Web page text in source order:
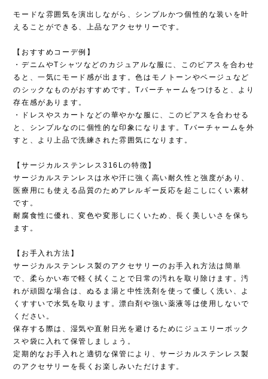
モードな雰囲気を演出しながら、シンプルかつ個性的な装いを叶
えることができる、上品なアクセサリーです。
【おすすめコーデ例】
・デニムやTシャツなどのカジュアルな服に、このピアスを合わせ
ると、一気にモード感が出ます。色はモノトーンやベージュなど
のシックなものがおすすめです。Tバーチャームをつけると、より
存在感があります。
・ドレスやスカートなどの華やかな服に、このピアスを合わせる
と、シンプルなのに個性的な印象になります。Tバーチャームを外
すと、より上品で洗練された雰囲気になります。
【サージカルステンレス316Lの特徴】
サージカルステンレスは水や汗に強く高い耐久性と強度があり、
医療用にも使える品質のためアレルギー反応を起こしにくい素材
です。
耐腐食性に優れ、変色や変形しにくいため、長く美しいさを保ち
ます。
【お手入れ方法】
サージカルステンレス製のアクセサリーのお手入れ方法は簡単
で、柔らかい布で軽く拭くことで日常の汚れを取り除けます。汚
れが頑固な場合は、ぬるま湯と中性洗剤を使って優しく洗い、よ
くすすいで水気を取ります。漂白剤や強い薬液等は使用しないで
ください。
保存する際は、湿気や直射日光を避けるためにジュエリーボック
スや袋に入れて保管しましょう。
定期的なお手入れと適切な保管により、サージカルステンレス製
のアクセサリーを長くお楽しみいただけます。